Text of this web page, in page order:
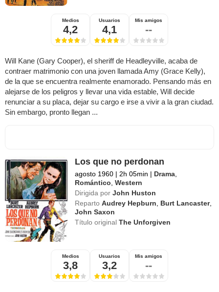
Medios
4,2
Usuarios
4,1
Mis amigos
--
Will Kane (Gary Cooper), el sheriff de Headleyville, acaba de
contraer matrimonio con una joven llamada Amy (Grace Kelly),
de la que se encuentra realmente enamorado. Pensando más en
alejarse de los peligros y llevar una vida estable, Will decide
renunciar a su placa, dejar su cargo e irse a vivir a la gran ciudad.
Sin embargo, pronto llegan ...
Los que no perdonan
agosto 1960 | 2h 05min | Drama,
Romántico,Western
Dirigida por John Huston
Reparto Audrey Hepburn, Burt Lancaster,
John Saxon
Título originalThe Unforgiven
Medios
3,8
Usuarios
3,2
Mis amigos
--